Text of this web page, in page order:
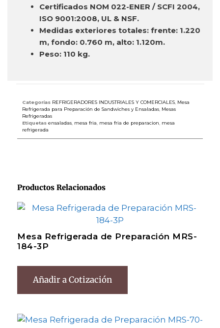
Certificados NOM 022-ENER / SCFI 2004,
ISO 9001:2008, UL & NSF.
Medidas exteriores totales: frente: 1.220
m, fondo: 0.760 m, alto: 1.120m.
Peso: 110 kg.
Categorías REFRIGERADORES INDUSTRIALES Y COMERCIALES, Mesa
Refrigerada para Preparación de Sandwiches y Ensaladas, Mesas
Refrigeradas
Etiquetas ensaladas, mesa fria, mesa fria de preparacion, mesa
refrigerada
Productos Relacionados
Mesa Refrigerada de Preparación MRS-
184-3P
Añadir a Cotización